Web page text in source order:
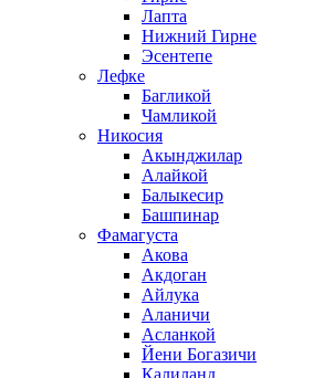
Лапта
Нижний Гирне
Эсентепе
Лефке
Багликой
Чамликой
Никосия
Акынджилар
Алайкой
Балыкесир
Башпинар
Фамагуста
Акова
Акдоган
Айлука
Аланичи
Асланкой
Йени Богазичи
Калиланд